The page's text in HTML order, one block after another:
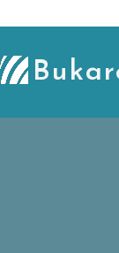
to
content